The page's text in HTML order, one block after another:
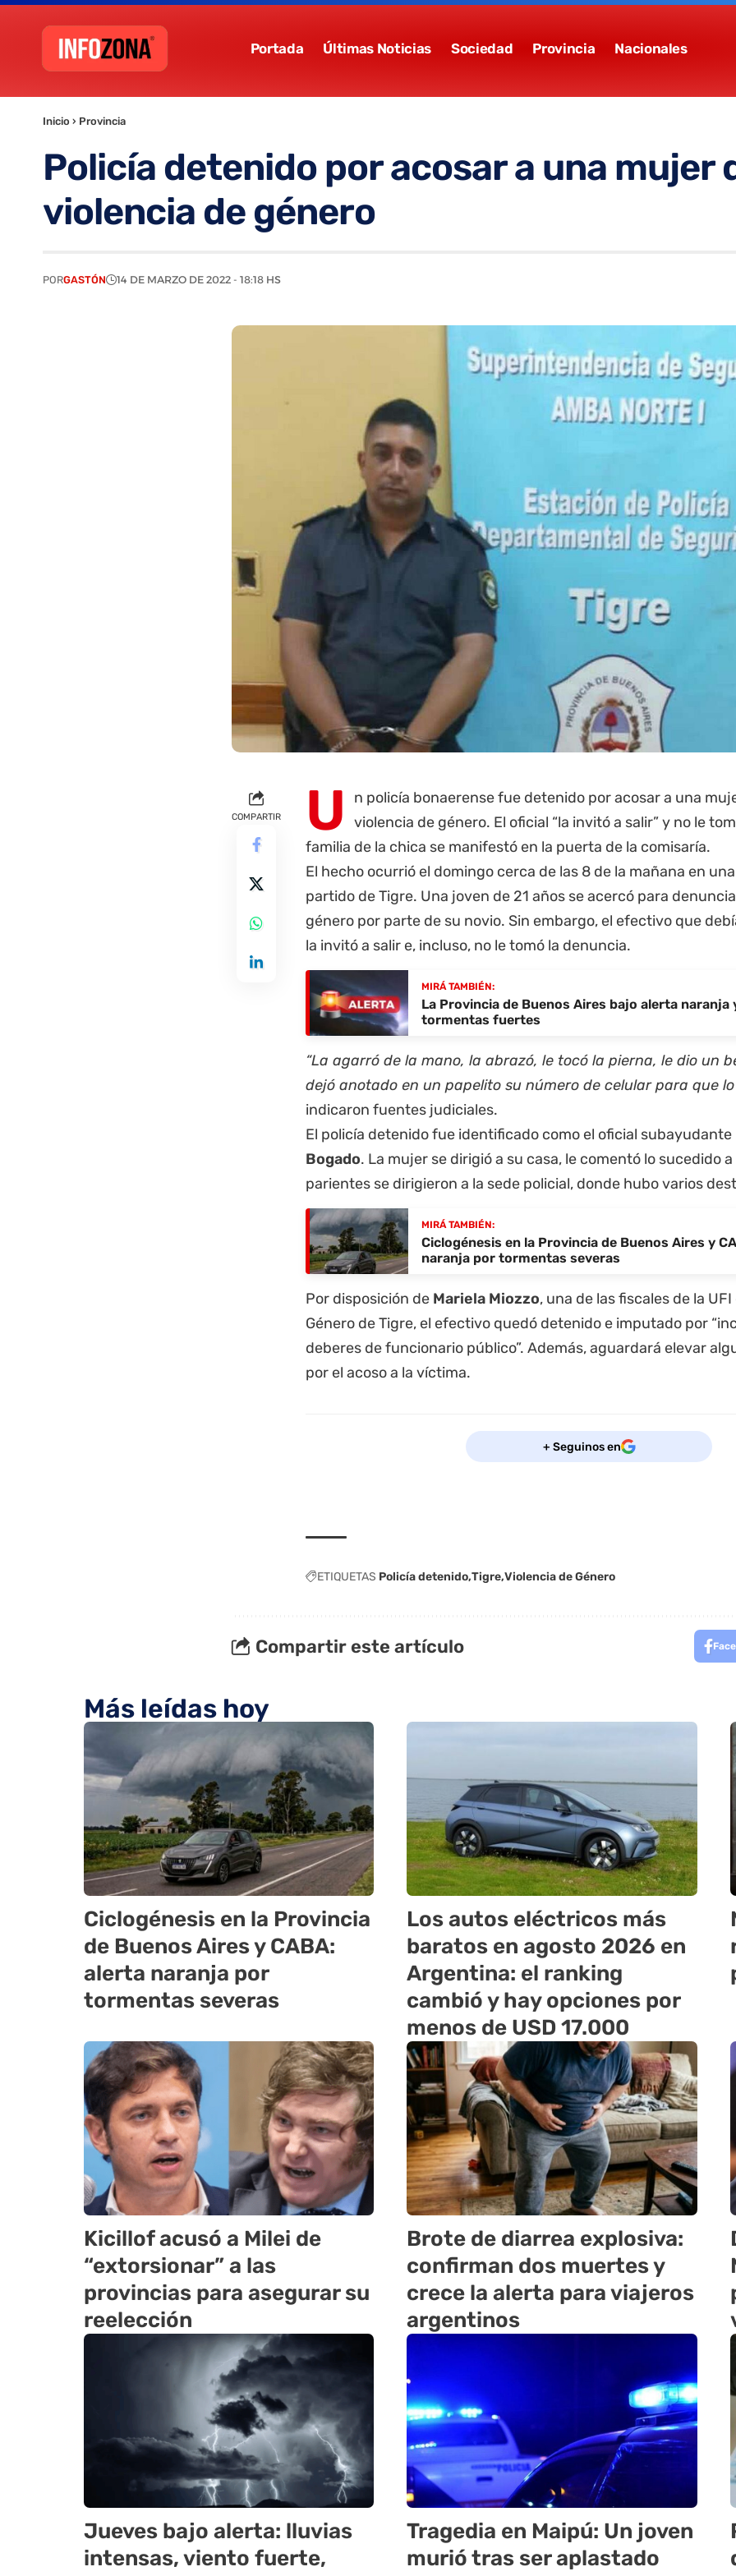
Portada Últimas Noticias Sociedad Provincia Nacionales
Inicio › Provincia
Policía detenido por acosar a una mujer
violencia de género
PORGASTÓN 14 DE MARZO DE 2022 - 18:18 HS
COMPARTIR U
n policía bonaerense fue detenido por acosar a una
violencia de género. El oficial “la invitó a salir” y no le
familia de la chica se manifestó en la puerta de la comisaría.
El hecho ocurrió el domingo cerca de las 8 de la mañana en
partido de Tigre. Una joven de 21 años se acercó para
género por parte de su novio. Sin embargo, el efectivo que
la invitó a salir e, incluso, no le tomó la denuncia.
MIRÁ TAMBIÉN:
La Provincia de Buenos Aires bajo alerta naranja
tormentas fuertes
“La agarró de la mano, la abrazó, le tocó la pierna, le dio un
dejó anotado en un papelito su número de celular para que
indicaron fuentes judiciales.
El policía detenido fue identificado como el oficial subayudante
Bogado. La mujer se dirigió a su casa, le comentó lo sucedido
parientes se dirigieron a la sede policial, donde hubo varios
MIRÁ TAMBIÉN:
Ciclogénesis en la Provincia de Buenos Aires y
naranja por tormentas severas
Por disposición de Mariela Miozzo, una de las fiscales de la
Género de Tigre, el efectivo quedó detenido e imputado por
deberes de funcionario público”. Además, aguardará elevar
por el acoso a la víctima.
+ Seguinos en
ETIQUETAS Policía detenido Tigre Violencia de Género
Compartir este artículo
Más leídas hoy
Ciclogénesis en la Provincia
de Buenos Aires y CABA:
alerta naranja por
tormentas severas
Los autos eléctricos más
baratos en agosto 2026 en
Argentina: el ranking
cambió y hay opciones por
menos de USD 17.000
Kicillof acusó a Milei de
“extorsionar” a las
provincias para asegurar su
reelección
Brote de diarrea explosiva:
confirman dos muertes y
crece la alerta para viajeros
argentinos
Jueves bajo alerta: lluvias
intensas, viento fuerte,
Tragedia en Maipú: Un joven
murió tras ser aplastado